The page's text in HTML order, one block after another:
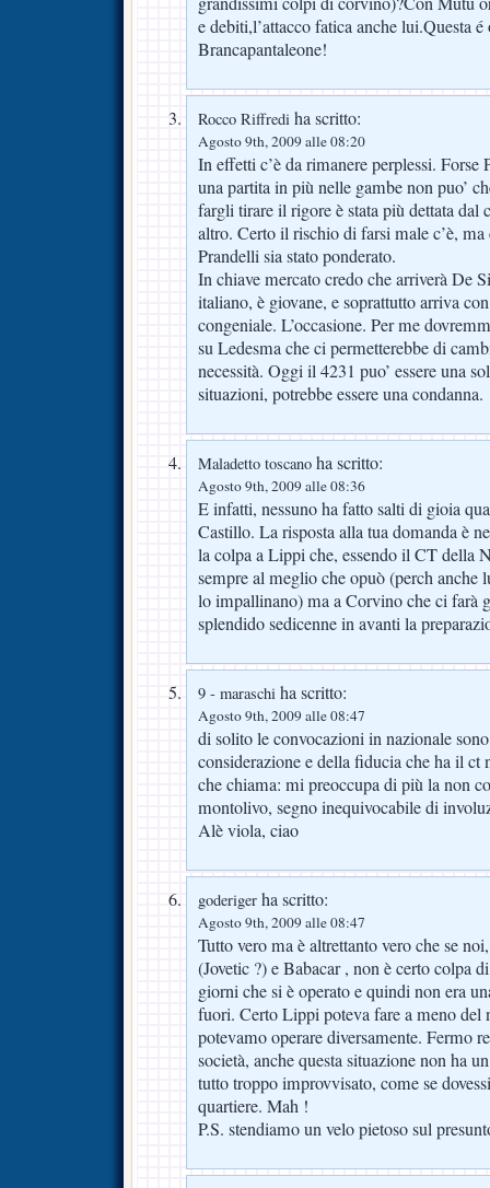
e debiti,l’attacco fatica anche lui.Questa
Brancapantaleone!
Rocco Riffredi ha scritto:
Agosto 9th, 2009 alle 08:20
In effetti c’è da rimanere perplessi. Forse
una partita in più nelle gambe non puo’
fargli tirare il rigore è stata più dettata dal
altro. Certo il rischio di farsi male c’è,
Prandelli sia stato ponderato.
In chiave mercato credo che arriverà De
italiano, è giovane, e soprattutto arriva
congeniale. L’occasione. Per me
su Ledesma che ci permetterebbe di
necessità. Oggi il 4231 puo’ essere una
situazioni, potrebbe essere una condanna.
Maladetto toscano ha scritto:
Agosto 9th, 2009 alle 08:36
E infatti, nessuno ha fatto salti di gioia
Castillo. La risposta alla tua domanda è
la colpa a Lippi che, essendo il CT della
sempre al meglio che opuò (perch anche
lo impallinano) ma a Corvino che ci farà
splendido sedicenne in avanti la
9 - maraschi ha scritto:
Agosto 9th, 2009 alle 08:47
di solito le convocazioni in nazionale
considerazione e della fiducia che ha il
che chiama: mi preoccupa di più la non
montolivo, segno inequivocabile di
Alè viola, ciao
goderiger ha scritto:
Agosto 9th, 2009 alle 08:47
Tutto vero ma è altrettanto vero che se
(Jovetic ?) e Babacar , non è certo colpa
giorni che si è operato e quindi non era
fuori. Certo Lippi poteva fare a meno del
potevamo operare diversamente. Fermo
società, anche questa situazione non ha
tutto troppo improvvisato, come se
quartiere. Mah !
P.S. stendiamo un velo pietoso sul